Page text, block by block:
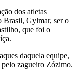
dos atletas
Brasil, Gylmar, ser o
que foi o
daquela equipe,
pelo zagueiro Zózimo.